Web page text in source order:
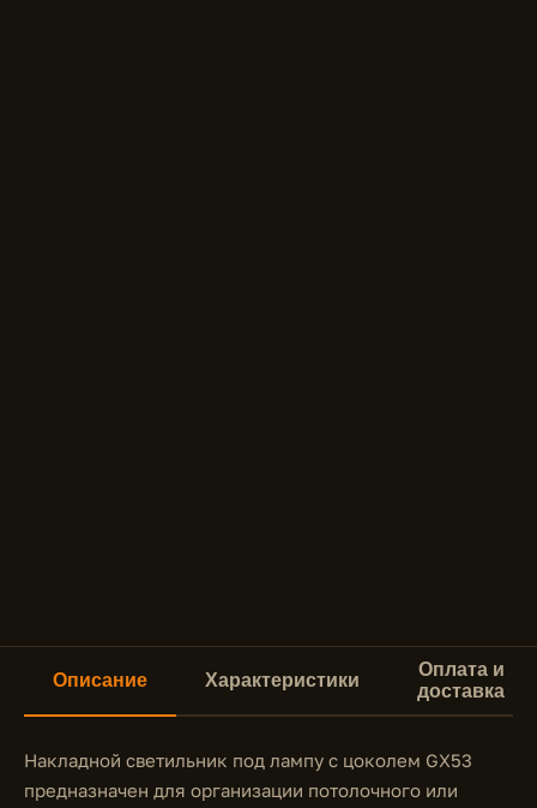
Описание Характеристики
Оплата и
доставка
Накладной светильник под лампу с цоколем GX53
предназначен для организации потолочного или